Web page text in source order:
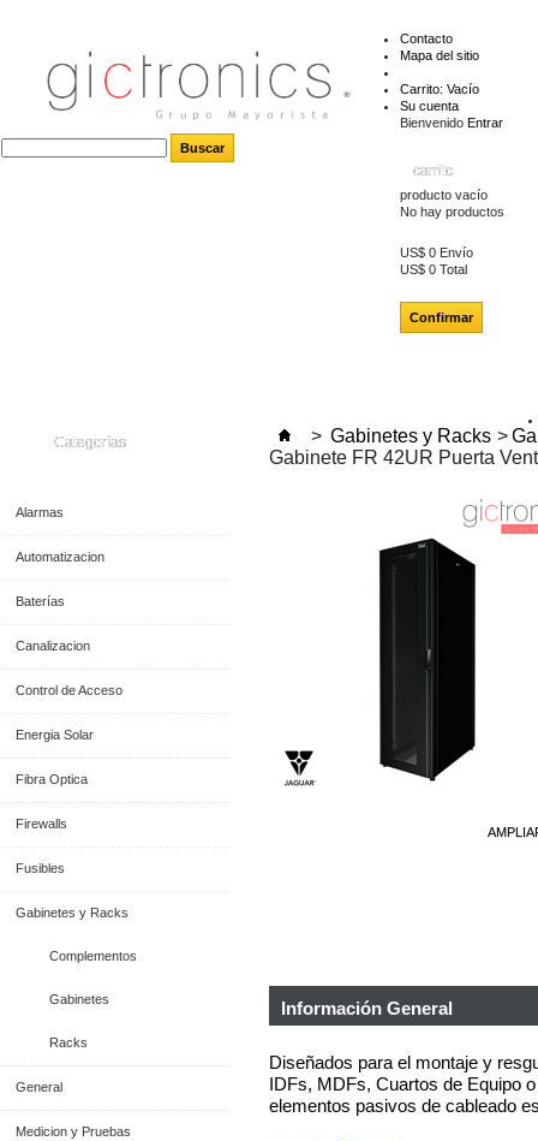
Contacto
Mapa del sitio
Carrito: Vacío
Su cuenta
Bienvenido Entrar
carrito
producto vacío
No hay productos
US$ 0 Envío
US$ 0 Total
Confirmar
Categorías
Alarmas
Automatizacion
Baterías
Canalizacion
Control de Acceso
Energia Solar
Fibra Optica
Firewalls
Fusibles
Gabinetes y Racks
Complementos
Gabinetes
Racks
General
Medicion y Pruebas
> Gabinetes y Racks >
Gabinete FR 42UR Puerta
Información General
Diseñados para el montaje y
IDFs, MDFs, Cuartos de Equipo
elementos pasivos de cableado